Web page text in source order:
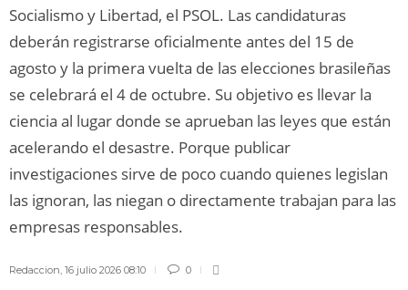
Socialismo y Libertad, el PSOL. Las candidaturas
deberán registrarse oficialmente antes del 15 de
agosto y la primera vuelta de las elecciones brasileñas
se celebrará el 4 de octubre. Su objetivo es llevar la
ciencia al lugar donde se aprueban las leyes que están
acelerando el desastre. Porque publicar
investigaciones sirve de poco cuando quienes legislan
las ignoran, las niegan o directamente trabajan para las
empresas responsables.
Redaccion, 16 julio 2026 08:10 0